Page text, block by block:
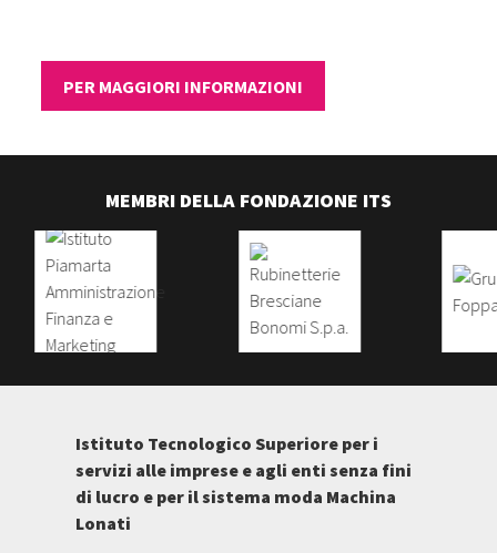
​​​​​​​PER MAGGIORI INFORMAZIONI
MEMBRI DELLA FONDAZIONE ITS
Istituto Tecnologico Superiore per i
servizi alle imprese e agli enti senza fini
di lucro e per il sistema moda Machina
Lonati